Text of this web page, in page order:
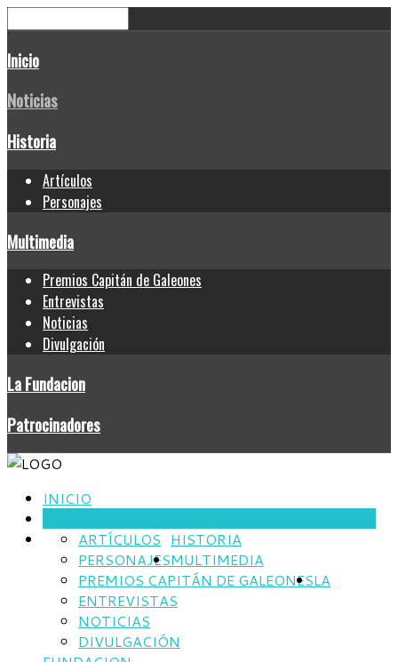
Inicio
Noticias
Historia
Artículos
Personajes
Multimedia
Premios Capitán de Galeones
Entrevistas
Noticias
Divulgación
La Fundacion
Patrocinadores
INICIO
HISTORIA
ARTÍCULOS
PERSONAJESMULTIMEDIA
PREMIOS CAPITÁN DE GALEONES
ENTREVISTAS
NOTICIAS
DIVULGACIÓN
LA